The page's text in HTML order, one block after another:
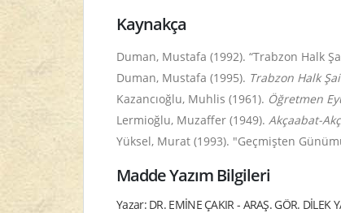
Kaynakça
Duman, Mustafa (1992). “Trabzon Halk
Duman, Mustafa (1995). Trabzon Halk
Kazancıoğlu, Muhlis (1961). Öğretmen
Lermioğlu, Muzaffer (1949). Akçaabat-
Yüksel, Murat (1993). "Geçmişten
Madde Yazım Bilgileri
Yazar: DR. EMİNE ÇAKIR - ARAŞ. GÖR. DİLEK